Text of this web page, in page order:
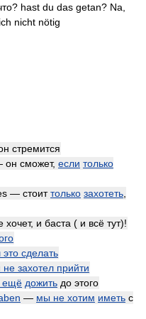
hast du das getan? Na,
nicht nötig
стремится
он сможет, если только
— стоиттолько захотеть
хочет, и баста ( и всё тут)!
это сделать
не захотел прийти
ещё дожить до этого
— мы не хотим иметь с